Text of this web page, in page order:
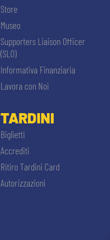
Store
Museo
Supporters Liaison Officer
(SLO)
Informativa Finanziaria
Lavora con Noi
TARDINI
Biglietti
Accrediti
Ritiro Tardini Card
Autorizzazioni